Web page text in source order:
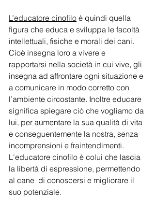
L’educatore cinofilo è quindi quella
figura che educa e sviluppa le facoltà
intellettuali, fisiche e morali dei cani.
Cioè insegna loro a vivere e
rapportarsi nella società in cui vive, gli
insegna ad affrontare ogni situazione e
a comunicare in modo corretto con
l’ambiente circostante. Inoltre educare
significa spiegare ciò che vogliamo da
lui, per aumentare la sua qualità di vita
e conseguentemente la nostra, senza
incomprensioni e fraintendimenti.
L'educatore cinofilo è colui che lascia
la libertà di espressione, permettendo
al cane  di conoscersi e migliorare il
suo potenziale.